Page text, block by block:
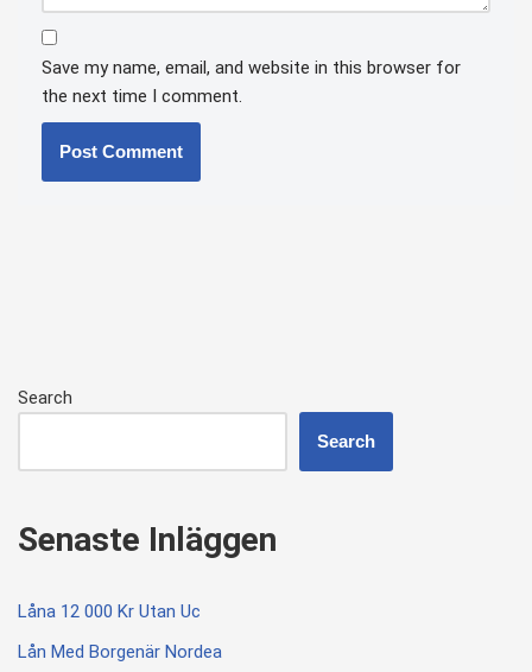
Save my name, email, and website in this browser for
the next time I comment.
Search
Search
Senaste Inläggen
Låna 12 000 Kr Utan Uc
Lån Med Borgenär Nordea